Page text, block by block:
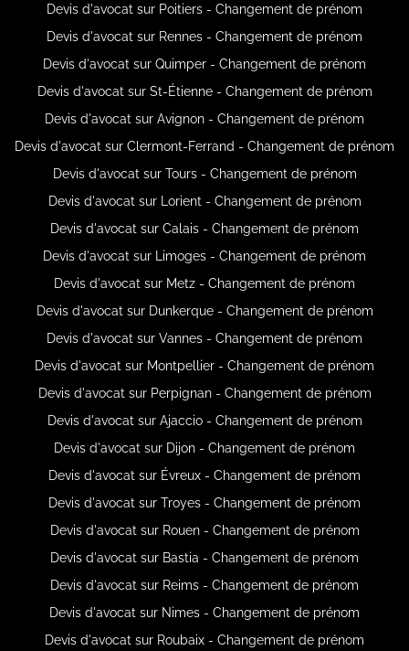
Devis d'avocat sur Poitiers - Changement de prénom
Devis d'avocat sur Rennes - Changement de prénom
Devis d'avocat sur Quimper - Changement de prénom
Devis d'avocat sur St-Étienne - Changement de prénom
Devis d'avocat sur Avignon - Changement de prénom
Devis d'avocat sur Clermont-Ferrand - Changement de prénom
Devis d'avocat sur Tours - Changement de prénom
Devis d'avocat sur Lorient - Changement de prénom
Devis d'avocat sur Calais - Changement de prénom
Devis d'avocat sur Limoges - Changement de prénom
Devis d'avocat sur Metz - Changement de prénom
Devis d'avocat sur Dunkerque - Changement de prénom
Devis d'avocat sur Vannes - Changement de prénom
Devis d'avocat sur Montpellier - Changement de prénom
Devis d'avocat sur Perpignan - Changement de prénom
Devis d'avocat sur Ajaccio - Changement de prénom
Devis d'avocat sur Dijon - Changement de prénom
Devis d'avocat sur Évreux - Changement de prénom
Devis d'avocat sur Troyes - Changement de prénom
Devis d'avocat sur Rouen - Changement de prénom
Devis d'avocat sur Bastia - Changement de prénom
Devis d'avocat sur Reims - Changement de prénom
Devis d'avocat sur Nimes - Changement de prénom
Devis d'avocat sur Roubaix - Changement de prénom